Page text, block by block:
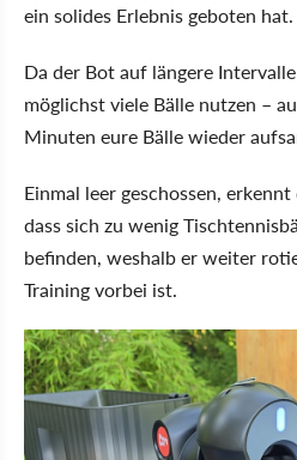
ein solides Erlebnis geboten hat.
Da der Bot auf längere
möglichst viele Bälle nutzen –
Minuten eure Bälle wieder
Einmal leer geschossen,
dass sich zu wenig
befinden, weshalb er weiter
Training vorbei ist.